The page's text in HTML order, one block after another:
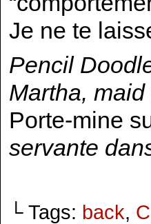
Je ne te
Pencil
Martha,
Porte-mine
servante
└ Tags: back,